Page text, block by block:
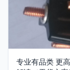
专业有品类 更